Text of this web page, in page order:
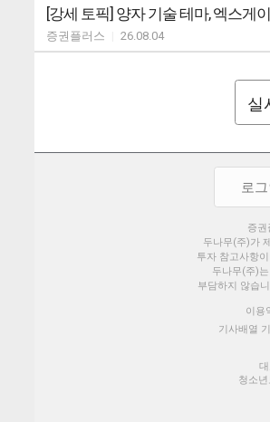
[강세 토픽] 양자 기술 테마, 엑스게
증권플러스 26.08.04
실
로그
증
두나무(주)가
투자 참고사항
두나무(주)
부담하지 않습
이용
기사배열
청소